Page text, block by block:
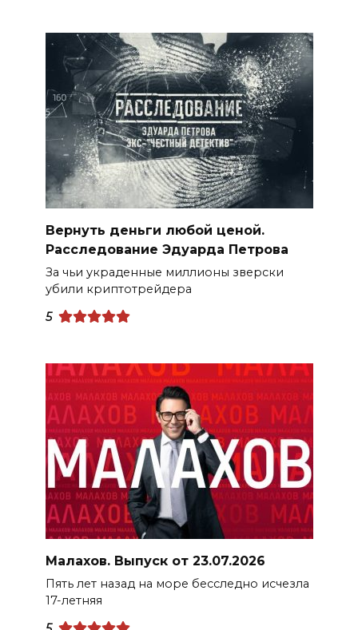
Вернуть деньги любой ценой.
Расследование Эдуарда Петрова
За чьи украденные миллионы зверски
убили криптотрейдера
5
Малахов. Выпуск от 23.07.2026
Пять лет назад на море бесследно исчезла
17-летняя